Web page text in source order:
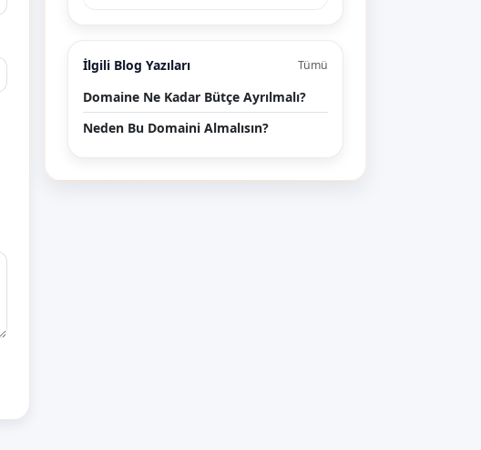
İlgili Blog Yazıları Tümü
Domaine Ne Kadar Bütçe Ayrılmalı?
Neden Bu Domaini Almalısın?